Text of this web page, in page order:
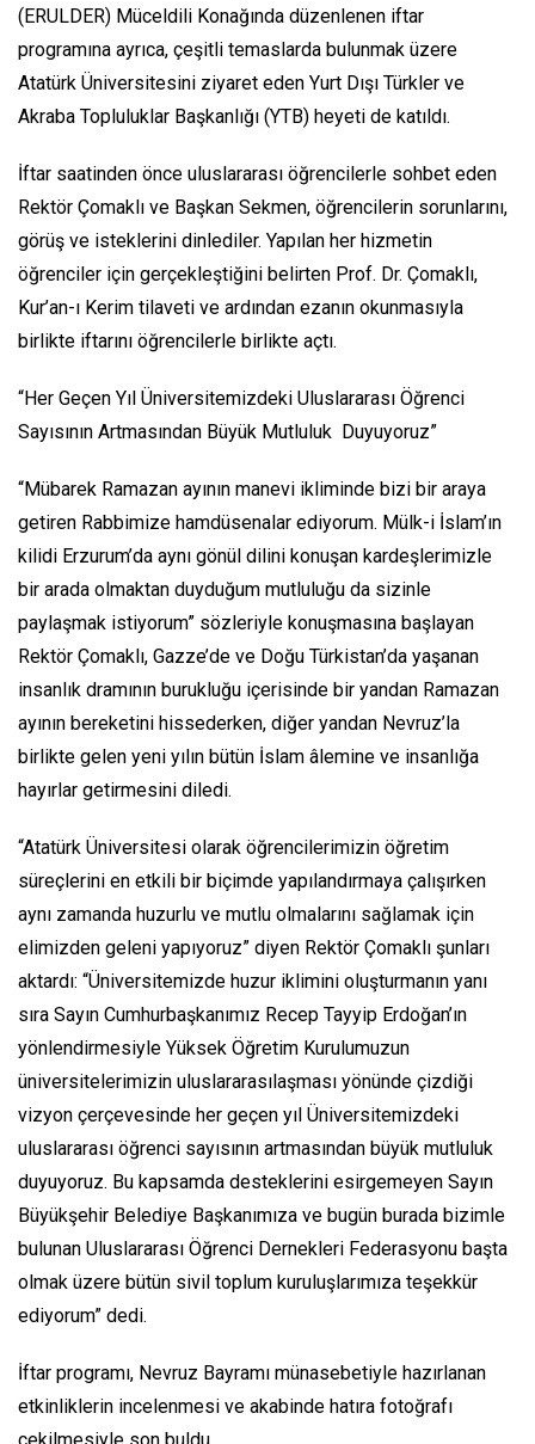
(ERULDER) Müceldili Konağında düzenlenen iftar
programına ayrıca, çeşitli temaslarda bulunmak üzere
Atatürk Üniversitesini ziyaret eden Yurt Dışı Türkler ve
Akraba Topluluklar Başkanlığı (YTB) heyeti de katıldı.
İftar saatinden önce uluslararası öğrencilerle sohbet eden
Rektör Çomaklı ve Başkan Sekmen, öğrencilerin sorunlarını,
görüş ve isteklerini dinlediler. Yapılan her hizmetin
öğrenciler için gerçekleştiğini belirten Prof. Dr. Çomaklı,
Kur’an-ı Kerim tilaveti ve ardından ezanın okunmasıyla
birlikte iftarını öğrencilerle birlikte açtı.
“Her Geçen Yıl Üniversitemizdeki Uluslararası Öğrenci
Sayısının Artmasından Büyük Mutluluk Duyuyoruz”
“Mübarek Ramazan ayının manevi ikliminde bizi bir araya
getiren Rabbimize hamdüsenalar ediyorum. Mülk-i İslam’ın
kilidi Erzurum’da aynı gönül dilini konuşan kardeşlerimizle
bir arada olmaktan duyduğum mutluluğu da sizinle
paylaşmak istiyorum” sözleriyle konuşmasına başlayan
Rektör Çomaklı, Gazze’de ve Doğu Türkistan’da yaşanan
insanlık dramının burukluğu içerisinde bir yandan Ramazan
ayının bereketini hissederken, diğer yandan Nevruz’la
birlikte gelen yeni yılın bütün İslam âlemine ve insanlığa
hayırlar getirmesini diledi.
“Atatürk Üniversitesi olarak öğrencilerimizin öğretim
süreçlerini en etkili bir biçimde yapılandırmaya çalışırken
aynı zamanda huzurlu ve mutlu olmalarını sağlamak için
elimizden geleni yapıyoruz” diyen Rektör Çomaklı şunları
aktardı: “Üniversitemizde huzur iklimini oluşturmanın yanı
sıra Sayın Cumhurbaşkanımız Recep Tayyip Erdoğan’ın
yönlendirmesiyle Yüksek Öğretim Kurulumuzun
üniversitelerimizin uluslararasılaşması yönünde çizdiği
vizyon çerçevesinde her geçen yıl Üniversitemizdeki
uluslararası öğrenci sayısının artmasından büyük mutluluk
duyuyoruz. Bu kapsamda desteklerini esirgemeyen Sayın
Büyükşehir Belediye Başkanımıza ve bugün burada bizimle
bulunan Uluslararası Öğrenci Dernekleri Federasyonu başta
olmak üzere bütün sivil toplum kuruluşlarımıza teşekkür
ediyorum” dedi.
İftar programı, Nevruz Bayramı münasebetiyle hazırlanan
etkinliklerin incelenmesi ve akabinde hatıra fotoğrafı